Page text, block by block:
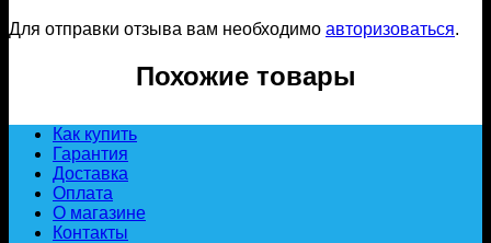
Для отправки отзыва вам необходимо авторизоваться.
Похожие товары
Как купить
Гарантия
Доставка
Оплата
О магазине
Контакты